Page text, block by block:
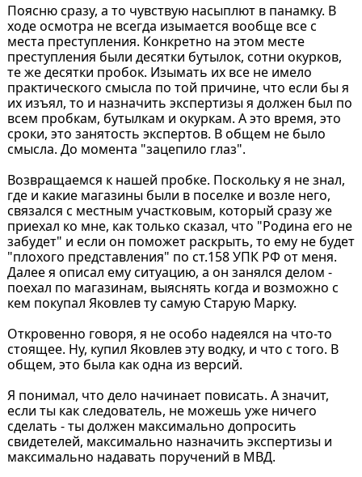
Поясню сразу, а то чувствую насыплют в панамку. В
ходе осмотра не всегда изымается вообще все с
места преступления. Конкретно на этом месте
преступления были десятки бутылок, сотни окурков,
те же десятки пробок. Изымать их все не имело
практического смысла по той причине, что если бы я
их изъял, то и назначить экспертизы я должен был по
всем пробкам, бутылкам и окуркам. А это время, это
сроки, это занятость экспертов. В общем не было
смысла. До момента "зацепило глаз".
Возвращаемся к нашей пробке. Поскольку я не знал,
где и какие магазины были в поселке и возле него,
связался с местным участковым, который сразу же
приехал ко мне, как только сказал, что "Родина его не
забудет" и если он поможет раскрыть, то ему не будет
"плохого представления" по ст.158 УПК РФ от меня.
Далее я описал ему ситуацию, а он занялся делом -
поехал по магазинам, выяснять когда и возможно с
кем покупал Яковлев ту самую Старую Марку.
Откровенно говоря, я не особо надеялся на что-то
стоящее. Ну, купил Яковлев эту водку, и что с того. В
общем, это была как одна из версий.
Я понимал, что дело начинает повисать. А значит,
если ты как следователь, не можешь уже ничего
сделать - ты должен максимально допросить
свидетелей, максимально назначить экспертизы и
максимально надавать поручений в МВД.